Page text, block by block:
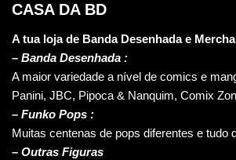
CASA DA BD
A tua loja de Banda Desenhada e
– Banda Desenhada :
A maior variedade a nível de comics e
Panini, JBC, Pipoca & Nanquim, Comix
– Funko Pops :
Muitas centenas de pops diferentes e tudo
– Outras Figuras